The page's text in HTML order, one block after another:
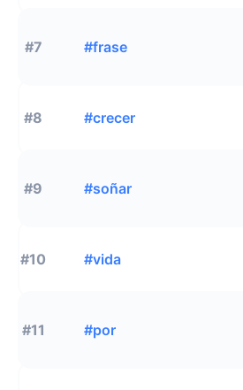
#7 #frase
#8 #crecer
#9 #soñar
#10 #vida
#11 #por